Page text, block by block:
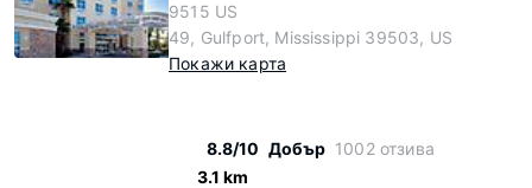
9515 US
49, Gulfport, Mississippi 39503, US
Покажи карта
8.8/10 Добър 1002 отзива
3.1 km